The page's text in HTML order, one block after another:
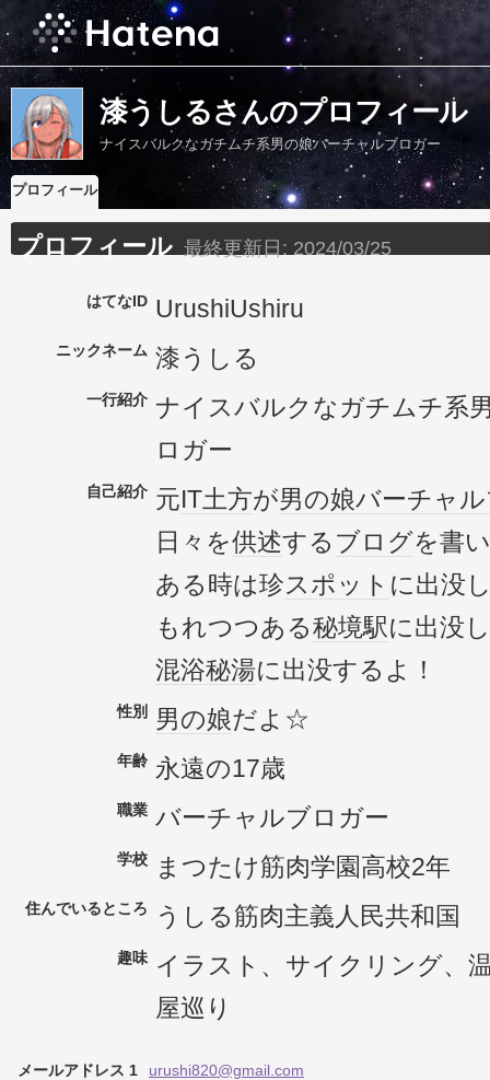
漆うしるさんのプロフィール
ナイスバルクなガチムチ系男の娘バーチャルブロガー
プロフィール
プロフィール 最終更新日: 2024/03/25
はてなID UrushiUshiru
ニックネーム 漆うしる
一行紹介 ナイスバルクなガチムチ系
ロガー
自己紹介 元IT土方が男の娘バーチャル
日々を供述する ブログを書
ある時は珍スポット に出没
もれつつある秘境駅に出没
混浴秘湯に出没するよ！
性別 男の娘だよ☆
年齢 永遠の17歳
職業 バーチャルブロガー
学校 まつたけ筋肉学園高校2年
住んでいるところ うしる筋肉主義人民共和国
趣味 イラスト、サイクリング、
屋巡り
メールアドレス 1
urushi820@gmail.com